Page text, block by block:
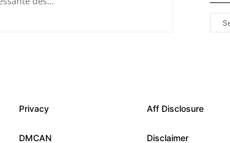
Privacy Aff Disclosure
DMCAN Disclaimer